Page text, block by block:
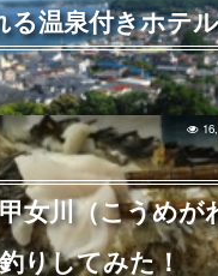
る温泉付きホテ
女川（こうめが
りしてみた！